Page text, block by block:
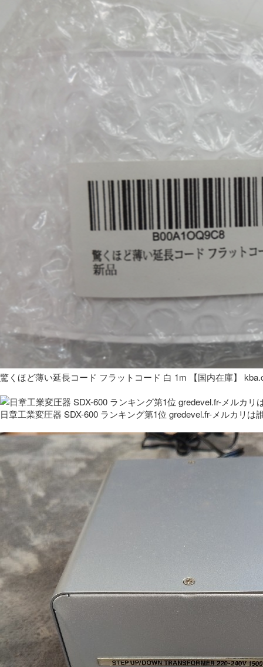
驚くほど薄い延長コード フラットコード 白 1m 【国内在庫】
日章工業変圧器 SDX-600 ランキング第1位 gredevel.fr-メルカリは